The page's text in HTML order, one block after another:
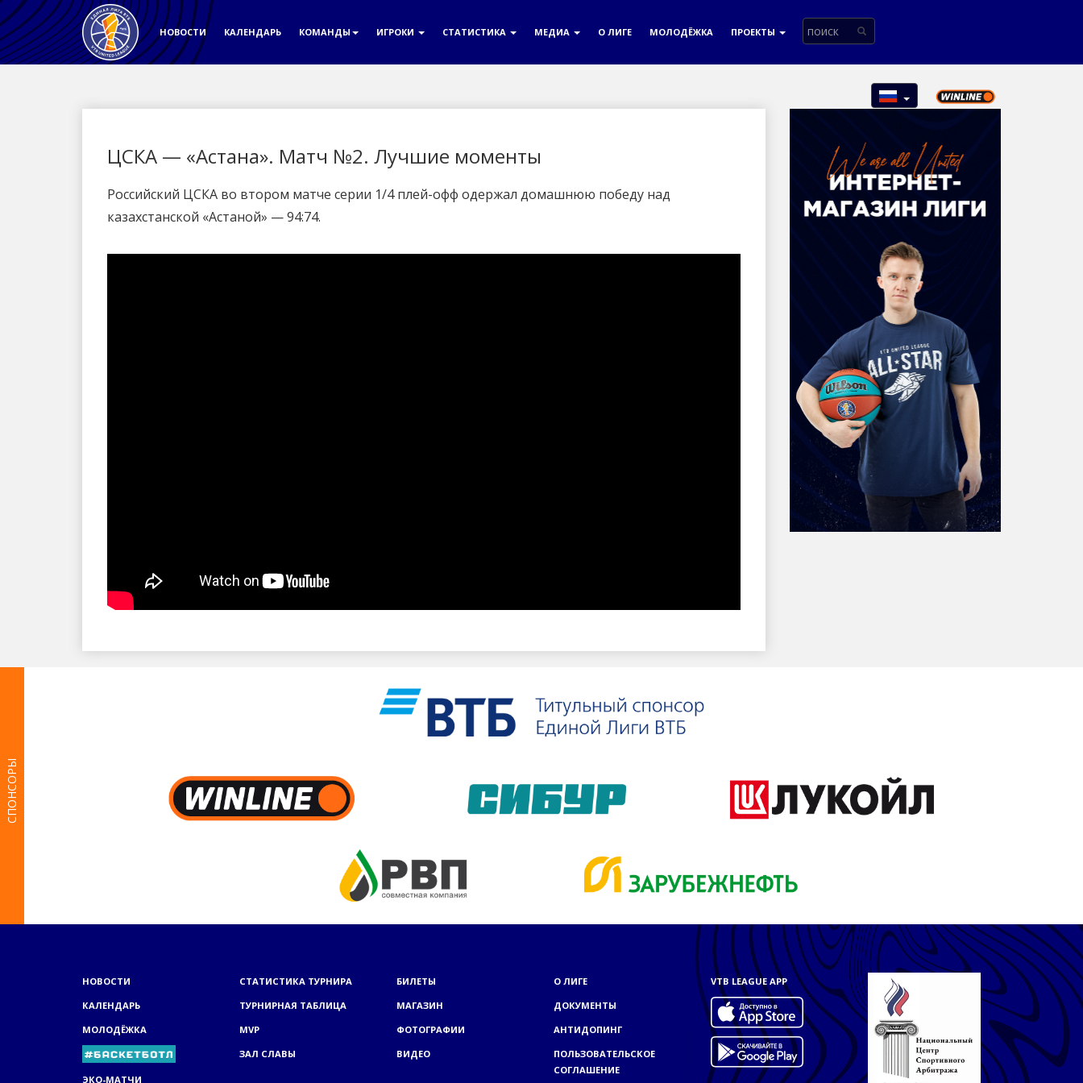
НОВОСТИ КАЛЕНДАРЬ КОМАНДЫ ИГРОКИ СТАТИСТИКА МЕДИА О ЛИГЕ МОЛОДЁЖКА ПРОЕКТЫ
ЦСКА — «Астана». Матч №2. Лучшие моменты
Российский ЦСКА во втором матче серии 1/4 плей-офф одержал домашнюю победу над
казахстанской «Астаной» — 94:74.
СПОНСОРЫ
НОВОСТИ
КАЛЕНДАРЬ
МОЛОДЁЖКА
ЭКО-МАТЧИ
СТАТИСТИКА ТУРНИРА
ТУРНИРНАЯ ТАБЛИЦА
MVP
ЗАЛ СЛАВЫ
БИЛЕТЫ
МАГАЗИН
ФОТОГРАФИИ
ВИДЕО
О ЛИГЕ
ДОКУМЕНТЫ
АНТИДОПИНГ
ПОЛЬЗОВАТЕЛЬСКОЕ
СОГЛАШЕНИЕ
VTB LEAGUE APP